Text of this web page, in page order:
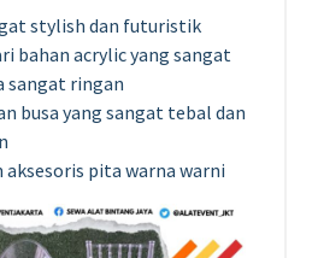
stylish dan futuristik
bahan acrylic yang sangat
sangat ringan
busa yang sangat tebal dan
aksesoris pita warna warni